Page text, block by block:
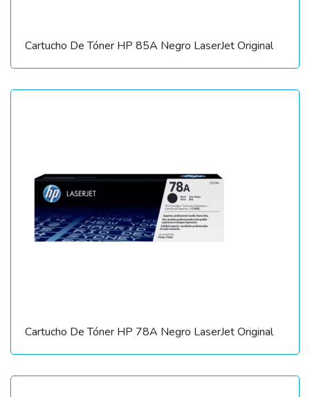
Cartucho De Tóner HP 85A Negro LaserJet Original
Cartucho De Tóner HP 78A Negro LaserJet Original